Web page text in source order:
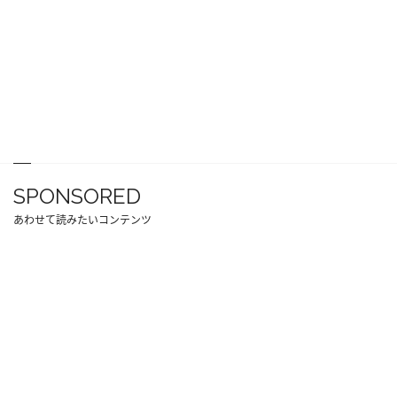
SPONSORED
あわせて読みたいコンテンツ